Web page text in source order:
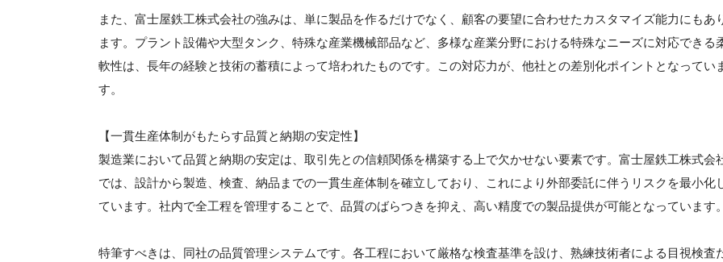
また、富士屋鉄工株式会社の強みは、単に製品を作るだけでなく、顧客の要望に合わせたカスタマイズ能力にもあ
ます。プラント設備や大型タンク、特殊な産業機械部品など、多様な産業分野における特殊なニーズに対応できる
軟性は、長年の経験と技術の蓄積によって培われたものです。この対応力が、他社との差別化ポイントとなってい
す。
【一貫生産体制がもたらす品質と納期の安定性】
製造業において品質と納期の安定は、取引先との信頼関係を構築する上で欠かせない要素です。富士屋鉄工株式会
では、設計から製造、検査、納品までの一貫生産体制を確立しており、これにより外部委託に伴うリスクを最小化
ています。社内で全工程を管理することで、品質のばらつきを抑え、高い精度での製品提供が可能となっています。
特筆すべきは、同社の品質管理システムです。各工程において厳格な検査基準を設け、熟練技術者による目視検査